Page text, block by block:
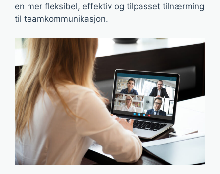
en mer fleksibel, effektiv og tilpasset tilnærming
til teamkommunikasjon.